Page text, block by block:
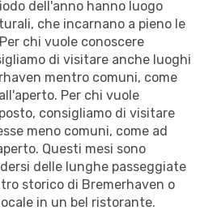
dell'anno hanno luogo
che incarnano a pieno le
chi vuole conoscere
di visitare anche luoghi
mentro comuni, come
Per chi vuole
consigliamo di visitare
meno comuni, come ad
Questi mesi sono
delle lunghe passeggiate
storico di Bremerhaven o
in un bel ristorante.